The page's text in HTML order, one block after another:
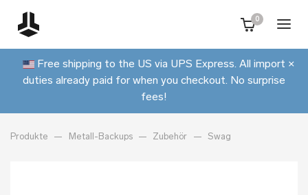
0
Free shipping to the US via UPS Express. All import
duties already paid for when you checkout. No surprise
fees!
×
Produkte Metall-Backups Zubehör Swag